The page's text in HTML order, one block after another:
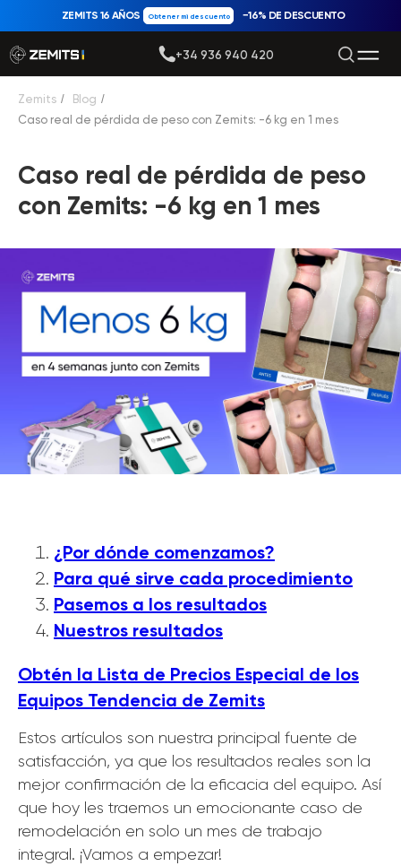
Obtener mi descuento
ZEMITS 16 AÑOS −16% DE DESCUENTO
+34 936 940 420
Zemits / Blog /
Caso real de pérdida de peso con Zemits: -6 kg en 1 mes
Caso real de pérdida de peso
con Zemits: -6 kg en 1 mes
¿Por dónde comenzamos?
Para qué sirve cada procedimiento
Pasemos a los resultados
Nuestros resultados
Obtén la Lista de Precios Especial de los
Equipos Tendencia de Zemits
Estos artículos son nuestra principal fuente de
satisfacción, ya que los resultados reales son la
mejor confirmación de la eficacia del equipo. Así
que hoy les traemos un emocionante caso de
remodelación en solo un mes de trabajo
integral. ¡Vamos a empezar!